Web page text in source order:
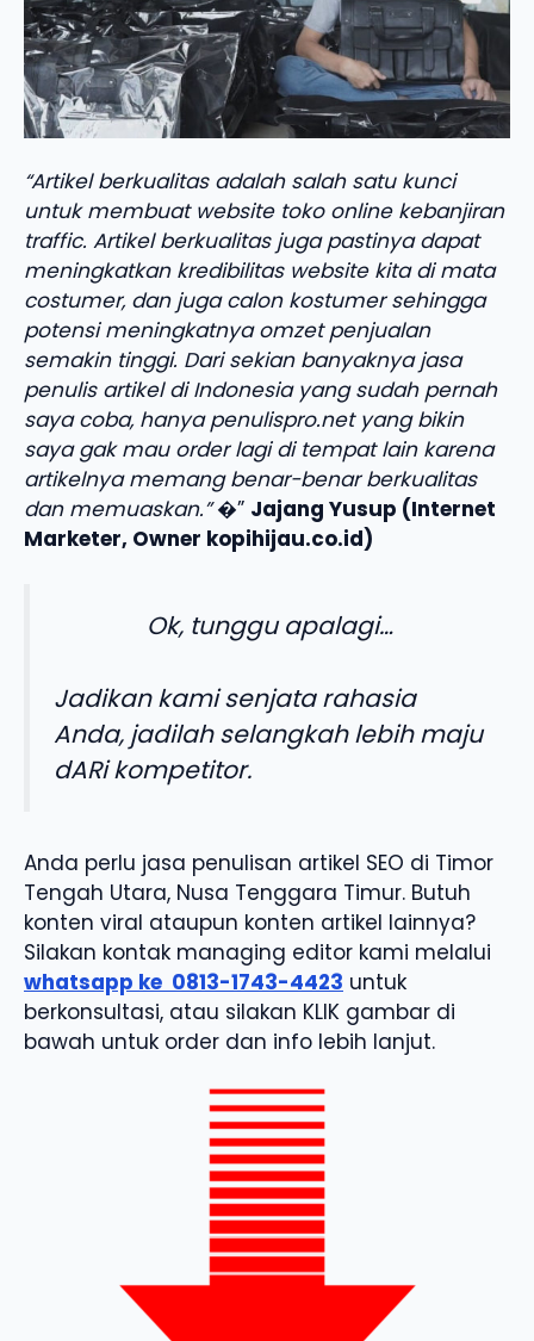
“Artikel berkualitas adalah salah satu kunci
untuk membuat website toko online kebanjiran
traffic. Artikel berkualitas juga pastinya dapat
meningkatkan kredibilitas website kita di mata
costumer, dan juga calon kostumer sehingga
potensi meningkatnya omzet penjualan
semakin tinggi. Dari sekian banyaknya jasa
penulis artikel di Indonesia yang sudah pernah
saya coba, hanya penulispro.net yang bikin
saya gak mau order lagi di tempat lain karena
artikelnya memang benar-benar berkualitas
dan memuaskan.”�” Jajang Yusup (Internet
Marketer, Owner kopihijau.co.id)
Ok, tunggu apalagi…
Jadikan kami senjata rahasia
Anda, jadilah selangkah lebih maju
dARi kompetitor.
Anda perlu jasa penulisan artikel SEO di Timor
Tengah Utara, Nusa Tenggara Timur. Butuh
konten viral ataupun konten artikel lainnya?
Silakan kontak managing editor kami melalui
whatsapp ke 0813-1743-4423 untuk
berkonsultasi, atau silakan KLIK gambar di
bawah untuk order dan info lebih lanjut.